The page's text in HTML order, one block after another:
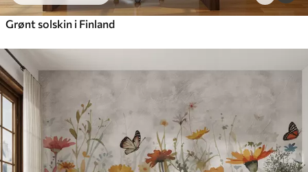
Grønt solskin i Finland